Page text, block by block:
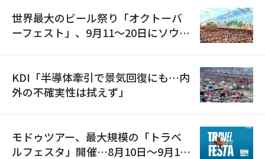
世界最大のビール祭り「オクトーバ
ーフェスト」、9月11〜20日にソウル
KDI「半導体牽引で景気回復にも…内
外の不確実性は拭えず」
モドゥツアー、最大規模の「トラベ
ルフェスタ」開催…8月10日～9月11